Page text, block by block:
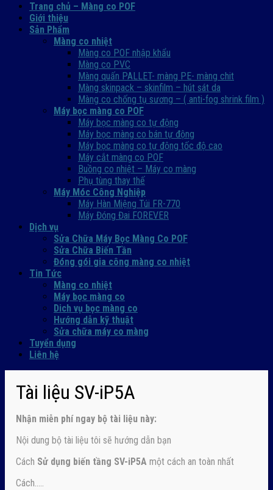
Trang chủ – Màng co POF
Giới thiệu
Sản Phẩm
Màng co nhiệt
Màng co POF nhập khẩu
Màng co PVC
Màng quấn PALLET- màng PE- màng chit
Màng skinpack – skinfilm – hút sát da
Màng co chống tụ sương – ( anti-fog shrink film )
Máy bọc màng co POF
Máy bọc màng co tự động
Máy bọc màng co bán tự động
Máy bọc màng co tự động tốc độ cao
Máy cắt màng co POF
Buồng co nhiệt – Máy co màng
Phụ tùng thay thế
Máy Móc Công Nghiệp
Máy Hàn Miệng Túi FR-770
Máy Đóng Đai FOREVER
Dịch vụ
Sửa Chữa Máy Bọc Màng Co POF
Sửa Chữa Biến Tần
Đóng gói gia công màng co nhiệt
Tin Tức
Màng co nhiệt
Máy bọc màng co
Dich vụ bọc màng co
Hướng dẫn kỹ thuật
Sửa chữa máy co màng
Tuyển dụng
Liên hệ
Tài liệu SV-iP5A
Nhận miễn phí ngay bộ tài liệu này:
Nội dung bộ tài liệu tôi sẽ hướng dẫn bạn
Cách Sử dụng biến tầng SV-iP5A một cách an toàn nhất
Cách…..